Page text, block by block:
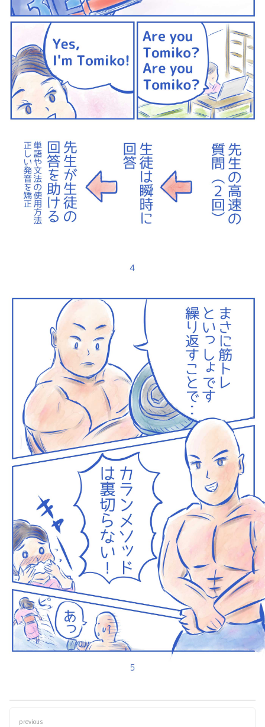
previous